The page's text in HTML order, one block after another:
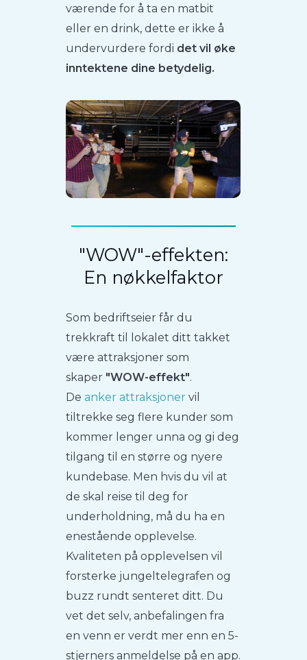
værende for å ta en matbit
eller en drink, dette er ikke å
undervurdere fordi det vil øke
inntektene dine betydelig.
"WOW"-effekten:
En nøkkelfaktor
Som bedriftseier får du
trekkraft til lokalet ditt takket
være attraksjoner som
skaper "WOW-effekt".
Deanker attraksjoner vil
tiltrekke seg flere kunder som
kommer lenger unna og gi deg
tilgang til en større og nyere
kundebase. Men hvis du vil at
de skal reise til deg for
underholdning, må du ha en
enestående opplevelse.
Kvaliteten på opplevelsen vil
forsterke jungeltelegrafen og
buzz rundt senteret ditt. Du
vet det selv, anbefalingen fra
en venn er verdt mer enn en 5-
stjerners anmeldelse på en app.